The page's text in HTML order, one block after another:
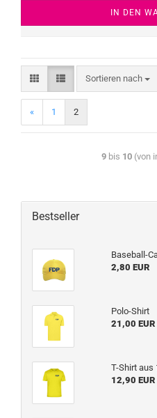
IN DEN
Sortieren nach
« 1 2
9 bis 10 (von
Bestseller
Baseball-
2,80 EUR
Polo-Shirt
21,00 EUR
T-Shirt aus
12,90 EUR